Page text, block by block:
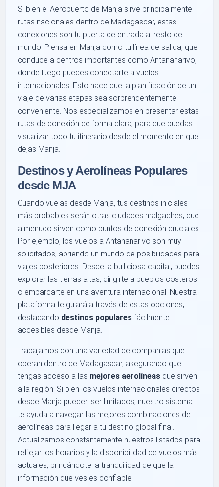
Si bien el Aeropuerto de Manja sirve principalmente
rutas nacionales dentro de Madagascar, estas
conexiones son tu puerta de entrada al resto del
mundo. Piensa en Manja como tu línea de salida, que
conduce a centros importantes como Antananarivo,
donde luego puedes conectarte a vuelos
internacionales. Esto hace que la planificación de un
viaje de varias etapas sea sorprendentemente
conveniente. Nos especializamos en presentar estas
rutas de conexión de forma clara, para que puedas
visualizar todo tu itinerario desde el momento en que
dejas Manja.
Destinos y Aerolíneas Populares
desde MJA
Cuando vuelas desde Manja, tus destinos iniciales
más probables serán otras ciudades malgaches, que
a menudo sirven como puntos de conexión cruciales.
Por ejemplo, los vuelos a Antananarivo son muy
solicitados, abriendo un mundo de posibilidades para
viajes posteriores. Desde la bulliciosa capital, puedes
explorar las tierras altas, dirigirte a pueblos costeros
o embarcarte en una aventura internacional. Nuestra
plataforma te guiará a través de estas opciones,
destacando destinos populares fácilmente
accesibles desde Manja.
Trabajamos con una variedad de compañías que
operan dentro de Madagascar, asegurando que
tengas acceso a las mejores aerolíneas que sirven
a la región. Si bien los vuelos internacionales directos
desde Manja pueden ser limitados, nuestro sistema
te ayuda a navegar las mejores combinaciones de
aerolíneas para llegar a tu destino global final.
Actualizamos constantemente nuestros listados para
reflejar los horarios y la disponibilidad de vuelos más
actuales, brindándote la tranquilidad de que la
información que ves es confiable.